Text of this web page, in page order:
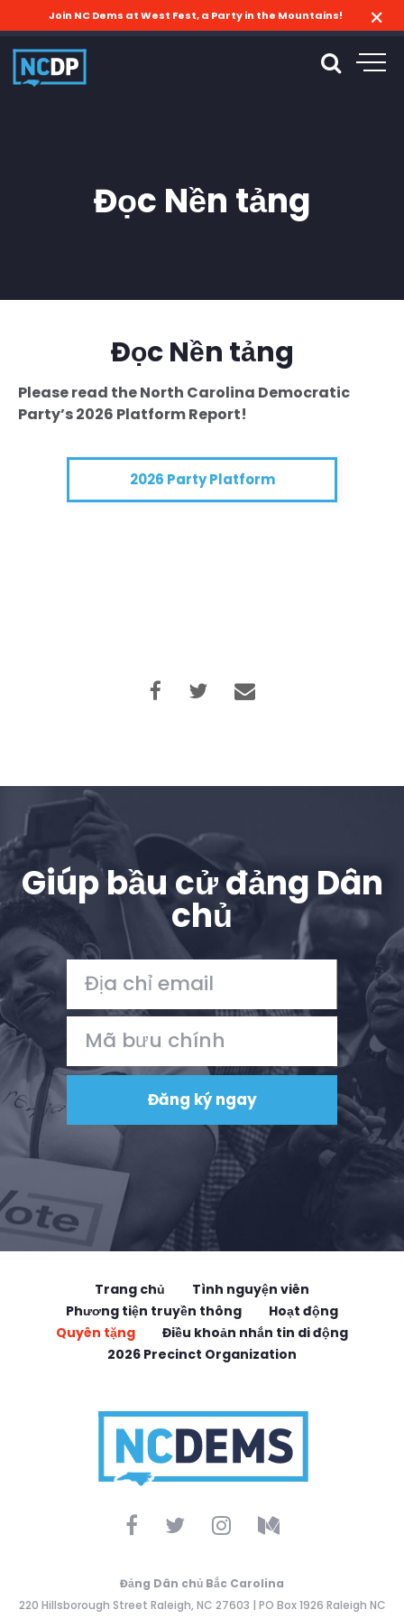
Trang chủ
Shop
Take Back the Courts
Làm việc với chúng tôi
Nhấn
Bữa tiệc của bạn
Hoạt động
Vote
Quyên tặng
Join NC Dems at West Fest, a Party in the Mountains!
Đọc Nền tảng
Đọc Nền tảng
Please read the North Carolina Democratic
Party’s 2026 Platform Report!
2026 Party Platform
Giúp bầu cử đảng Dân
chủ
Trang chủ
Tình nguyện viên
Phương tiện truyền thông
Hoạt động
Quyên tặng
Điều khoản nhắn tin di động
2026 Precinct Organization
Đảng Dân chủ Bắc Carolina
220 Hillsborough Street Raleigh, NC 27603 | PO Box 1926 Raleigh NC